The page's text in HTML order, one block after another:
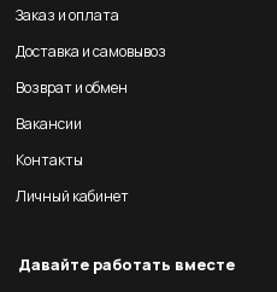
Заказ и оплата
Доставка и самовывоз
Возврат и обмен
Вакансии
Контакты
Личный кабинет
Давайте работать вместе